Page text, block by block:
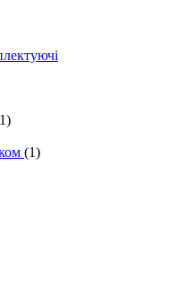
(1)